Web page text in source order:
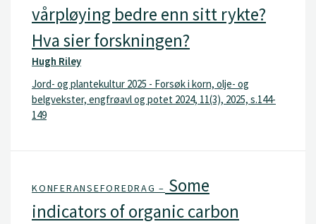
vårpløying bedre enn sitt rykte?
Hva sier forskningen?
Hugh Riley
Jord- og plantekultur 2025 - Forsøk i korn, olje- og
belgvekster, engfrøavl og potet 2024, 11(3), 2025, s.144-
149
KONFERANSEFOREDRAG – Some
indicators of organic carbon